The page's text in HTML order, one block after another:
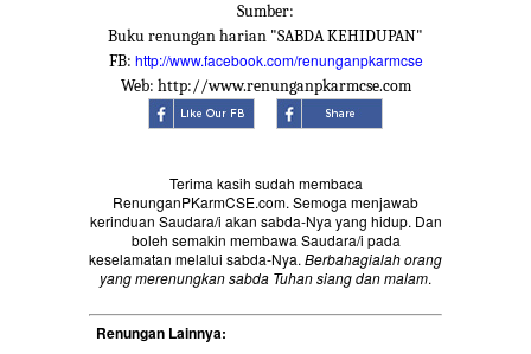
Sumber:
Buku renungan harian "SABDA KEHIDUPAN"
FB: http://www.facebook.com/renunganpkarmcse
Web: http://www.renunganpkarmcse.com
Terima kasih sudah membaca
RenunganPKarmCSE.com. Semoga menjawab
kerinduan Saudara/i akan sabda-Nya yang hidup. Dan
boleh semakin membawa Saudara/i pada
keselamatan melalui sabda-Nya. Berbahagialah orang
yang merenungkan sabda Tuhan siang dan malam.
Renungan Lainnya: